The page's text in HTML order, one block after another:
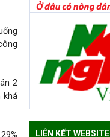
2
khá
LIÊN KẾT WEBSITE